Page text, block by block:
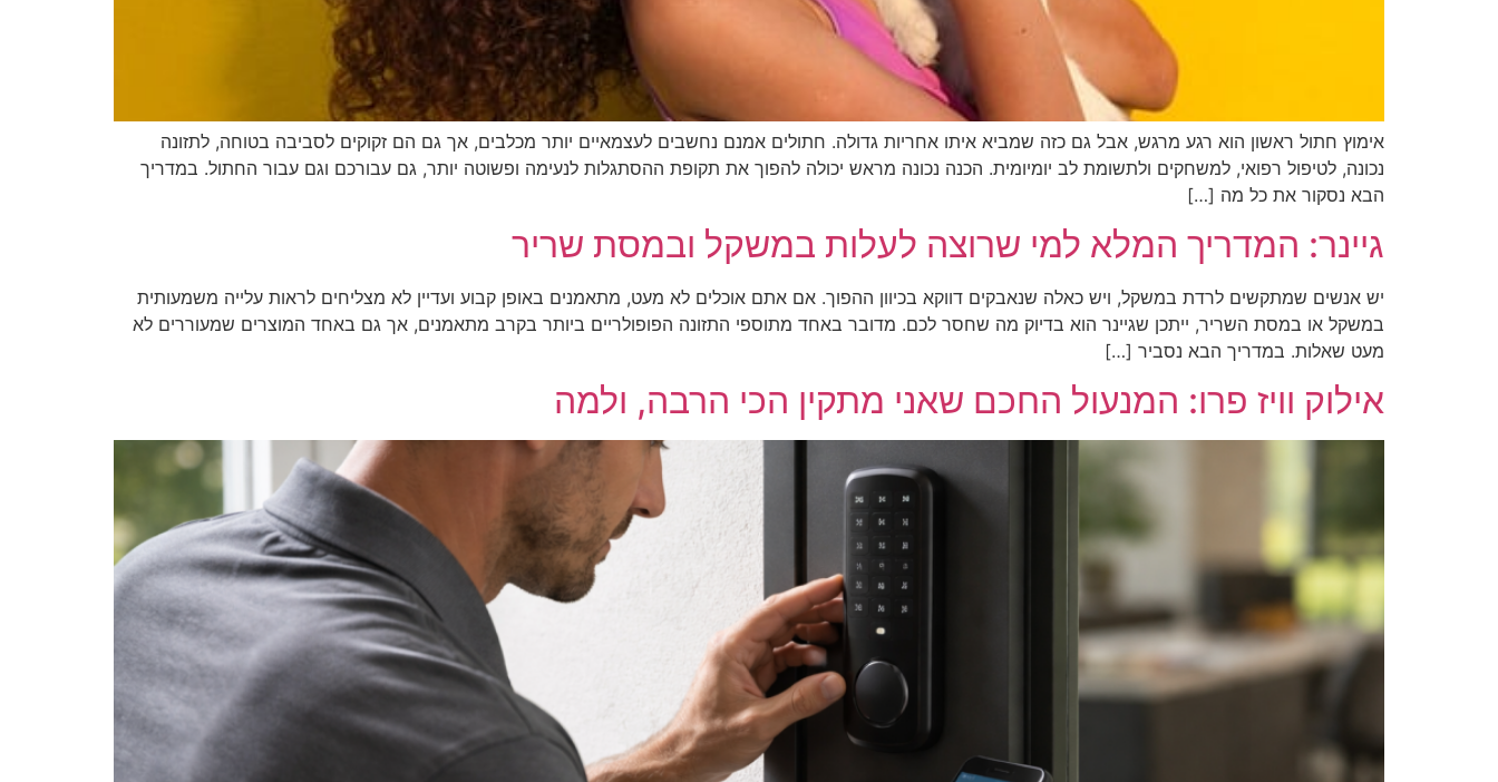
אימוץ חתול ראשון הוא רגע מרגש, אבל גם כזה שמביא איתו אחריות גדולה. חתולים אמנם נחשבים לעצמאיים יותר מכלבים, אך גם הם זקוקים לסביבה בטוחה, לתזונה
נכונה, לטיפול רפואי, למשחקים ולתשומת לב יומיומית. הכנה נכונה מראש יכולה להפוך את תקופת ההסתגלות לנעימה ופשוטה יותר, גם עבורכם וגם עבור החתול. במדריך
הבא נסקור את כל מה […]
גיינר: המדריך המלא למי שרוצה לעלות במשקל ובמסת שריר
יש אנשים שמתקשים לרדת במשקל, ויש כאלה שנאבקים דווקא בכיוון ההפוך. אם אתם אוכלים לא מעט, מתאמנים באופן קבוע ועדיין לא מצליחים לראות עלייה משמעותית
במשקל או במסת השריר, ייתכן שגיינר הוא בדיוק מה שחסר לכם. מדובר באחד מתוספי התזונה הפופולריים ביותר בקרב מתאמנים, אך גם באחד המוצרים שמעוררים לא
מעט שאלות. במדריך הבא נסביר […]
אילוק וויז פרו: המנעול החכם שאני מתקין הכי הרבה, ולמה